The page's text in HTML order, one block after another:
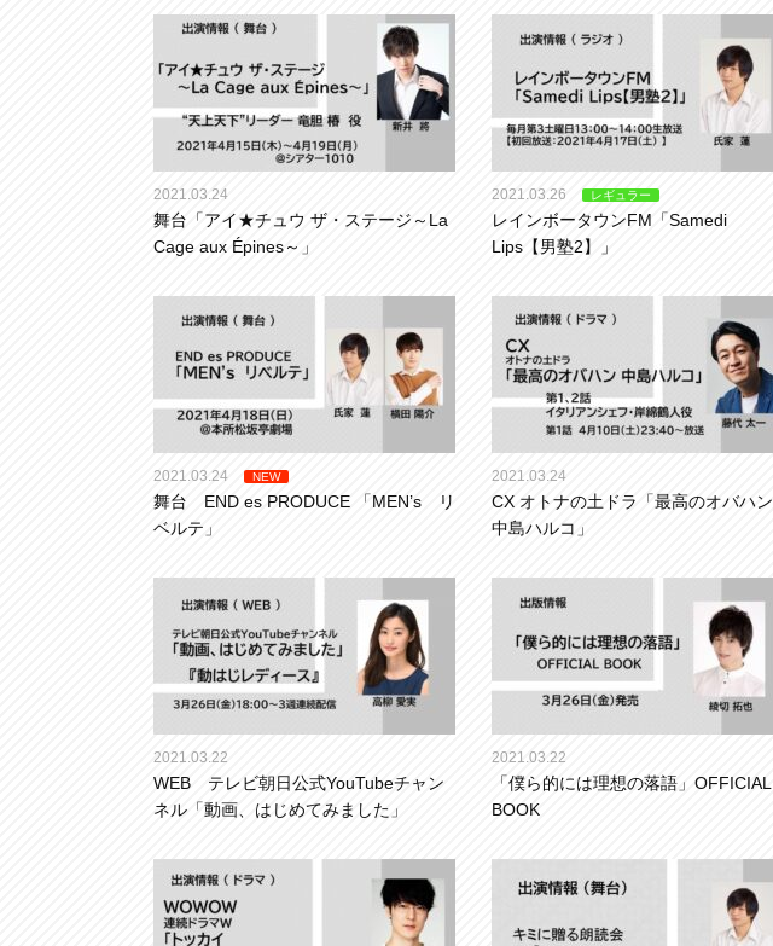
2021.03.24
舞台「アイ★チュウ ザ・ステージ～La
Cage aux Épines～」
2021.03.26 レギュラー
レインボータウンFM「Samedi
Lips【男塾2】」
2021.03.24 NEW
舞台 END es PRODUCE 「MEN’s リ
ベルテ」
2021.03.24
CX オトナの土ドラ「最高のオバハン
中島ハルコ」
2021.03.22
WEB テレビ朝日公式YouTubeチャン
ネル「動画、はじめてみました」
2021.03.22
「僕ら的には理想の落語」OFFICIAL
BOOK